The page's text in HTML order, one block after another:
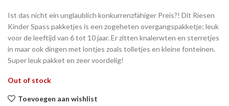
Ist das nicht ein unglaublich konkurrenzfähiger Preis?! Dit Riesen
Kinder Spass pakketjes is een zogeheten overgangspakketje; leuk
voor de leeftijd van 6 tot 10 jaar. Er zitten knalerwten en sterretjes
in maar ook dingen met lontjes zoals tolletjes en kleine fonteinen.
Super leuk pakket en zeer voordelig!
Out of stock
Toevoegen aan wishlist